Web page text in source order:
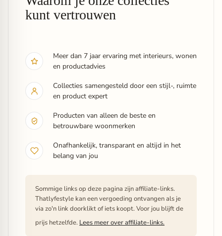
kunt vertrouwen
Meer dan 7 jaar ervaring met interieurs, wonen
en productadvies
Collecties samengesteld door een stijl-, ruimte
en product expert
Producten van alleen de beste en
betrouwbare woonmerken
Onafhankelijk, transparant en altijd in het
belang van jou
Sommige links op deze pagina zijn affiliate-links.
Thatlyfestyle kan een vergoeding ontvangen als je
via zo'n link doorklikt of iets koopt. Voor jou blijft de
prijs hetzelfde. Lees meer over affiliate-links.